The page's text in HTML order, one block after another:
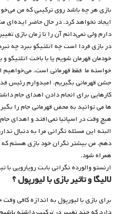
بازی هر چه باشد روی ترکیبی که من
ایجاد نخواهد کرد. در حال حاضر ایده‌ای
دارم ولی نمی‌دانم آن را تا زمان بازی
در بازی فردا است چه اتلتیکو ببرد چه
خودمان قهرمان شویم یا با باخت اتلتیکو
خواسته ما فقط قهرمانی است. می‌خواهیم
جشن قهرمانی بگیریم. امیدوارم رئيس
کارهایی برای انجام دادن اهدای جام
ها می توانید به محض قهرمانی جام را
هیچ وقت در اسپانیا نمی‌افتد و اهدای
البته این مسئله نگرانی مرا به دنبال
دهم. من بیشتر نگران خود بازی هستم که
همراه شود.
ارنستو والورده نگرانی بابت رویارویی با
لالیگا و تاثیر بازی با لیورپول ؟
برای بازی با لیورپول به اندازه کافی